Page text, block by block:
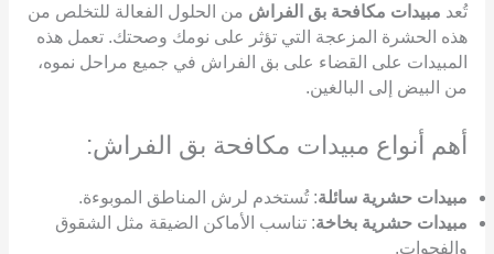
تُعد مبيدات مكافحة بق الفراش من الحلول الفعالة للتخلص من
هذه الحشرة المزعجة التي تؤثر على نومك وصحتك. تعمل هذه
المبيدات على القضاء على بق الفراش في جميع مراحل نموه،
من البيض إلى البالغين.
أهم أنواع مبيدات مكافحة بق الفراش:
مبيدات حشرية سائلة: تُستخدم لرش المناطق الموبوءة.
مبيدات حشرية بخاخة: تناسب الأماكن الضيقة مثل الشقوق
والفجوات.